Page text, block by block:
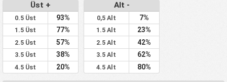
Üst +
0.5 Üst 93%
1.5 Üst 77%
2.5 Üst 57%
3.5 Üst 38%
4.5 Üst 20%
Alt -
0,5 Alt 7%
1.5 Alt 23%
2.5 Alt 42%
3.5 Alt 62%
4.5 Alt 80%